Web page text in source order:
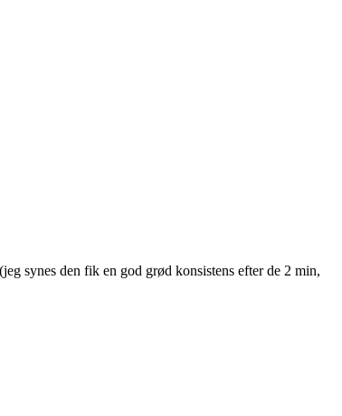
synes den fik en god grød konsistens efter de 2 min,